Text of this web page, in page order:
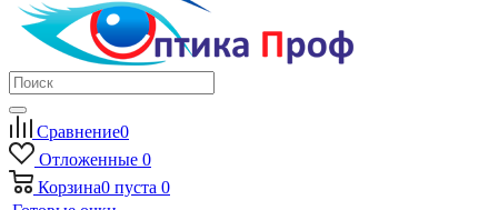
Сравнение0
Отложенные 0
Корзина0 пуста 0